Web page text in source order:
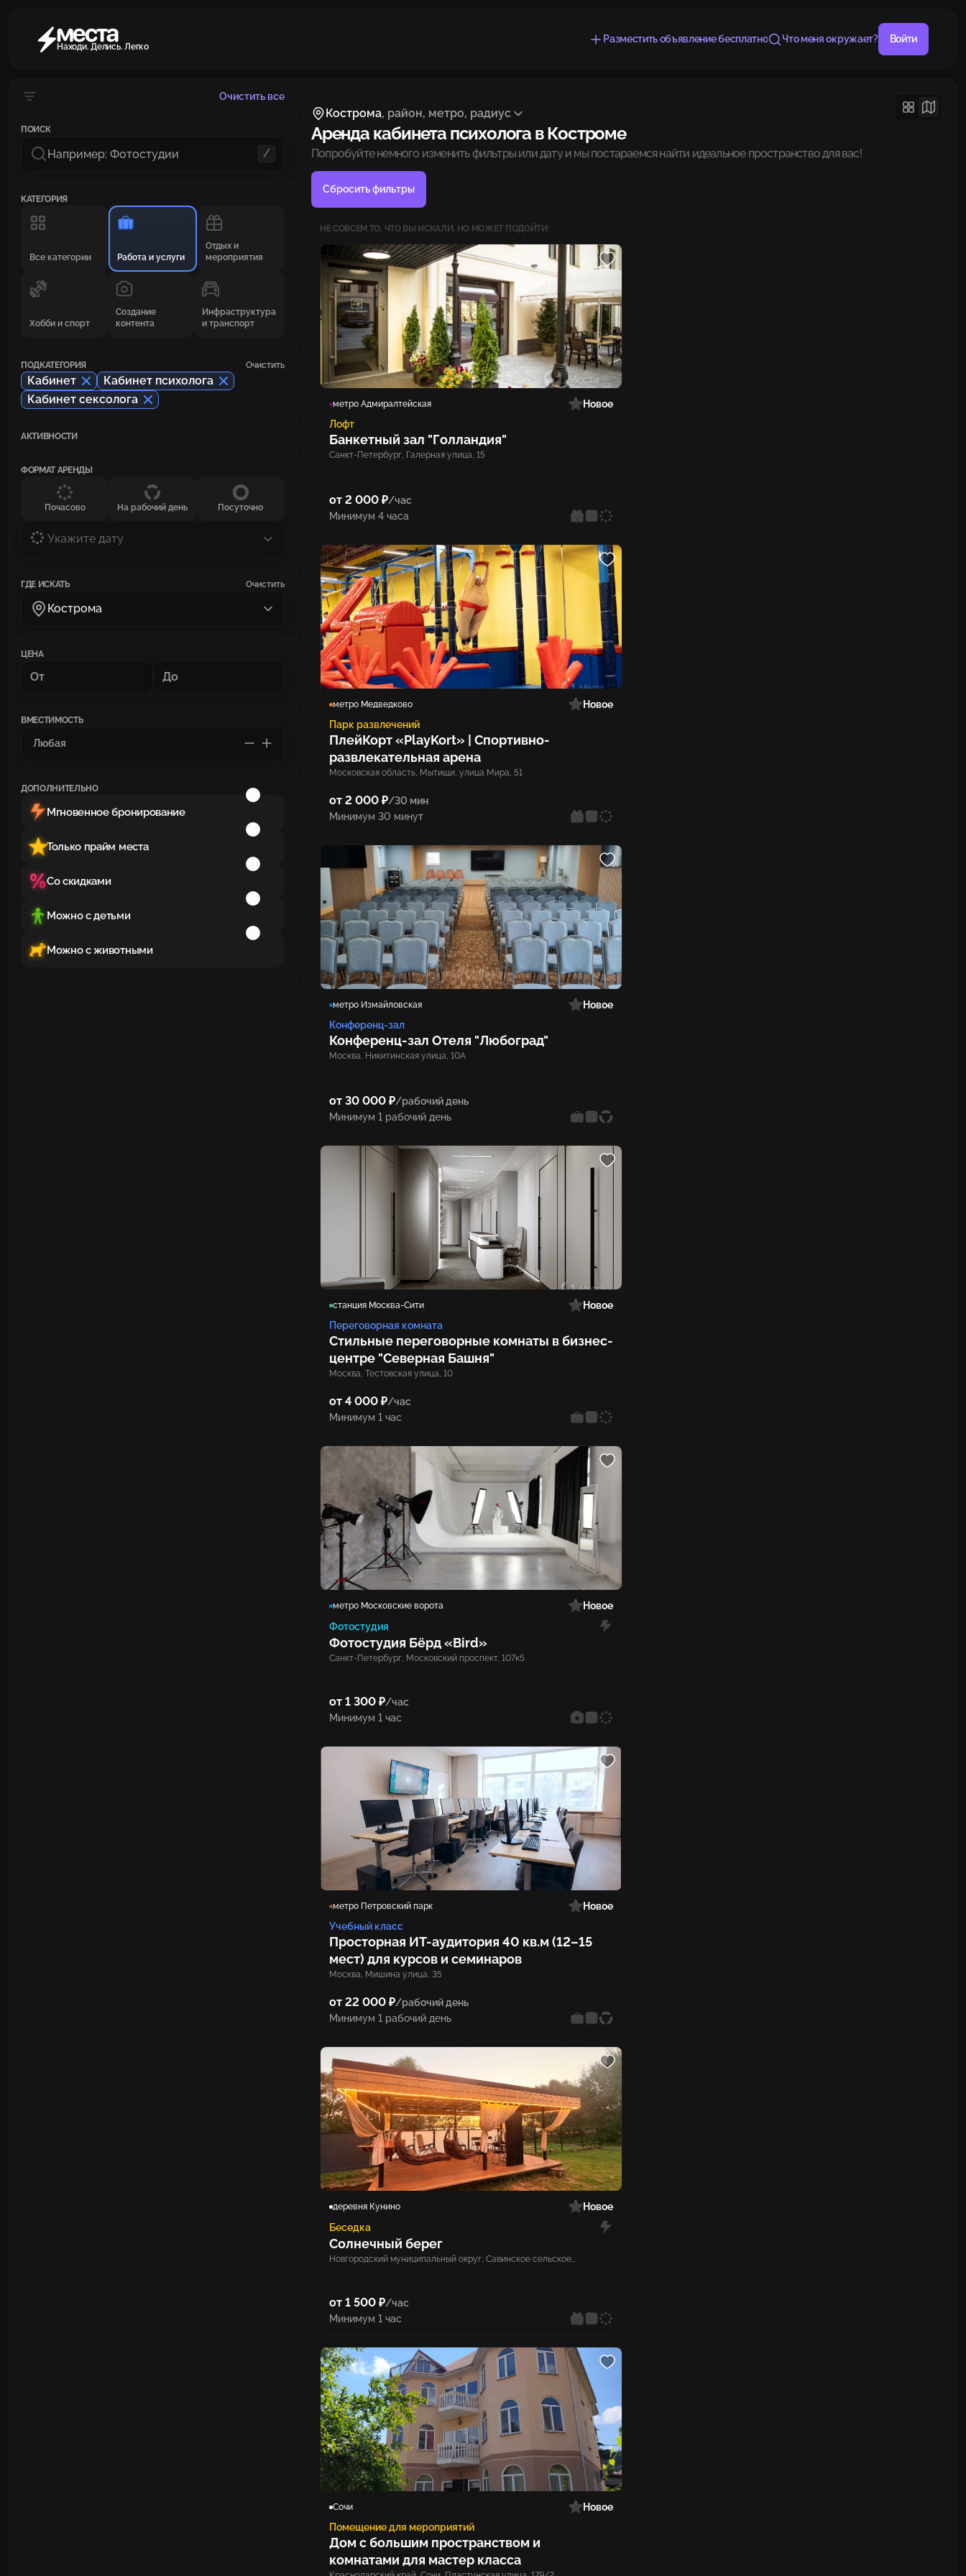
Находи. Делись. Легко
Разместить объявление бесплатно Что меня окружает? Войти
Очистить все
ПОИСК
/
КАТЕГОРИЯ
Все категории Работа и услуги
Отдых и
мероприятия
Хобби и спорт
Создание
контента
Инфраструктура
и транспорт
ПОДКАТЕГОРИЯ Очистить
Кабинет
Кабинет психолога
Кабинет сексолога
АКТИВНОСТИ
ФОРМАТ АРЕНДЫ
Почасово На рабочий день Посуточно
Укажите дату
ГДЕ ИСКАТЬ Очистить
Кострома
ЦЕНА
ВМЕСТИМОСТЬ
ДОПОЛНИТЕЛЬНО
Мгновенное бронирование
Только прайм места
Со скидками
Можно с детьми
Можно с животными
Кострома, район, метро, радиус
Аренда кабинета психолога в Костроме
Попробуйте немного изменить фильтры или дату и мы постараемся найти идеальное пространство для вас!
Сбросить фильтры
НЕ СОВСЕМ ТО, ЧТО ВЫ ИСКАЛИ, НО МОЖЕТ ПОДОЙТИ:
метро Адмиралтейская
Новое
Лофт
Банкетный зал "Голландия"
Санкт-Петербург, Галерная улица, 15
от 2 000 ₽/час
Минимум 4 часа
метро Медведково
Новое
Парк развлечений
ПлейКорт «PlayKort» | Спортивно-
развлекательная арена
Московская область, Мытищи, улица Мира, 51
от 2 000 ₽/30 мин
Минимум 30 минут
метро Измайловская
Новое
Конференц-зал
Конференц‑зал Отеля "Любоград"
Москва, Никитинская улица, 10А
от 30 000 ₽/рабочий день
Минимум 1 рабочий день
станция Москва-Сити
Новое
Переговорная комната
Стильные переговорные комнаты в бизнес-
центре "Северная Башня"
Москва, Тестовская улица, 10
от 4 000 ₽/час
Минимум 1 час
метро Московские ворота
Новое
Фотостудия
Фотостудия Бёрд «Bird»
Санкт-Петербург, Московский проспект, 107к5
от 1 300 ₽/час
Минимум 1 час
метро Петровский парк
Новое
Учебный класс
Просторная ИТ-аудитория 40 кв.м (12–15
мест) для курсов и семинаров
Москва, Мишина улица, 35
от 22 000 ₽/рабочий день
Минимум 1 рабочий день
деревня Кунино
Новое
Беседка
Солнечный берег
Новгородский муниципальный округ, Савинское сельское
от 1 500 ₽/час
Минимум 1 час
Сочи
Новое
Помещение для мероприятий
Дом с большим пространством и
комнатами для мастер класса